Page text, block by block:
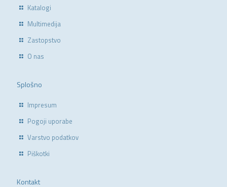
Katalogi
Multimedija
Zastopstvo
O nas
Splošno
Impresum
Pogoji uporabe
Varstvo podatkov
Piškotki
Kontakt